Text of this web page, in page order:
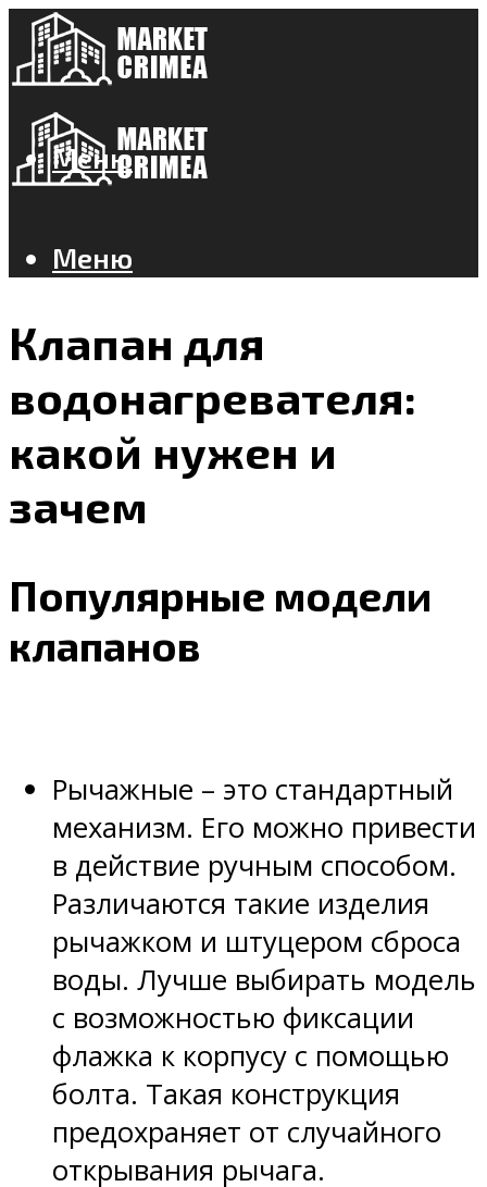
Меню
Меню
Клапан для
водонагревателя:
какой нужен и
зачем
Популярные модели
клапанов
Рычажные – это стандартный
механизм. Его можно привести
в действие ручным способом.
Различаются такие изделия
рычажком и штуцером сброса
воды. Лучше выбирать модель
с возможностью фиксации
флажка к корпусу с помощью
болта. Такая конструкция
предохраняет от случайного
открывания рычага.